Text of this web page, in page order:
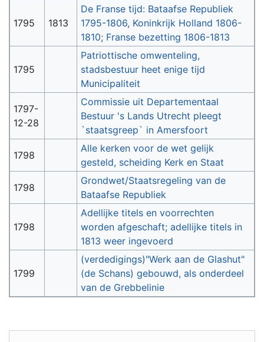
1795 1813
De Franse tijd: Bataafse Republiek
1795-1806, Koninkrijk Holland 1806-
1810; Franse bezetting 1806-1813
1795
Patriottische omwenteling,
stadsbestuur heet enige tijd
Municipaliteit
1797-
12-28
Commissie uit Departementaal
Bestuur 's Lands Utrecht pleegt
`staatsgreep` in Amersfoort
1798
Alle kerken voor de wet gelijk
gesteld, scheiding Kerk en Staat
1798
Grondwet/Staatsregeling van de
Bataafse Republiek
1798
Adellijke titels en voorrechten
worden afgeschaft; adellijke titels in
1813 weer ingevoerd
1799
(verdedigings)"Werk aan de Glashut"
(de Schans) gebouwd, als onderdeel
van de Grebbelinie